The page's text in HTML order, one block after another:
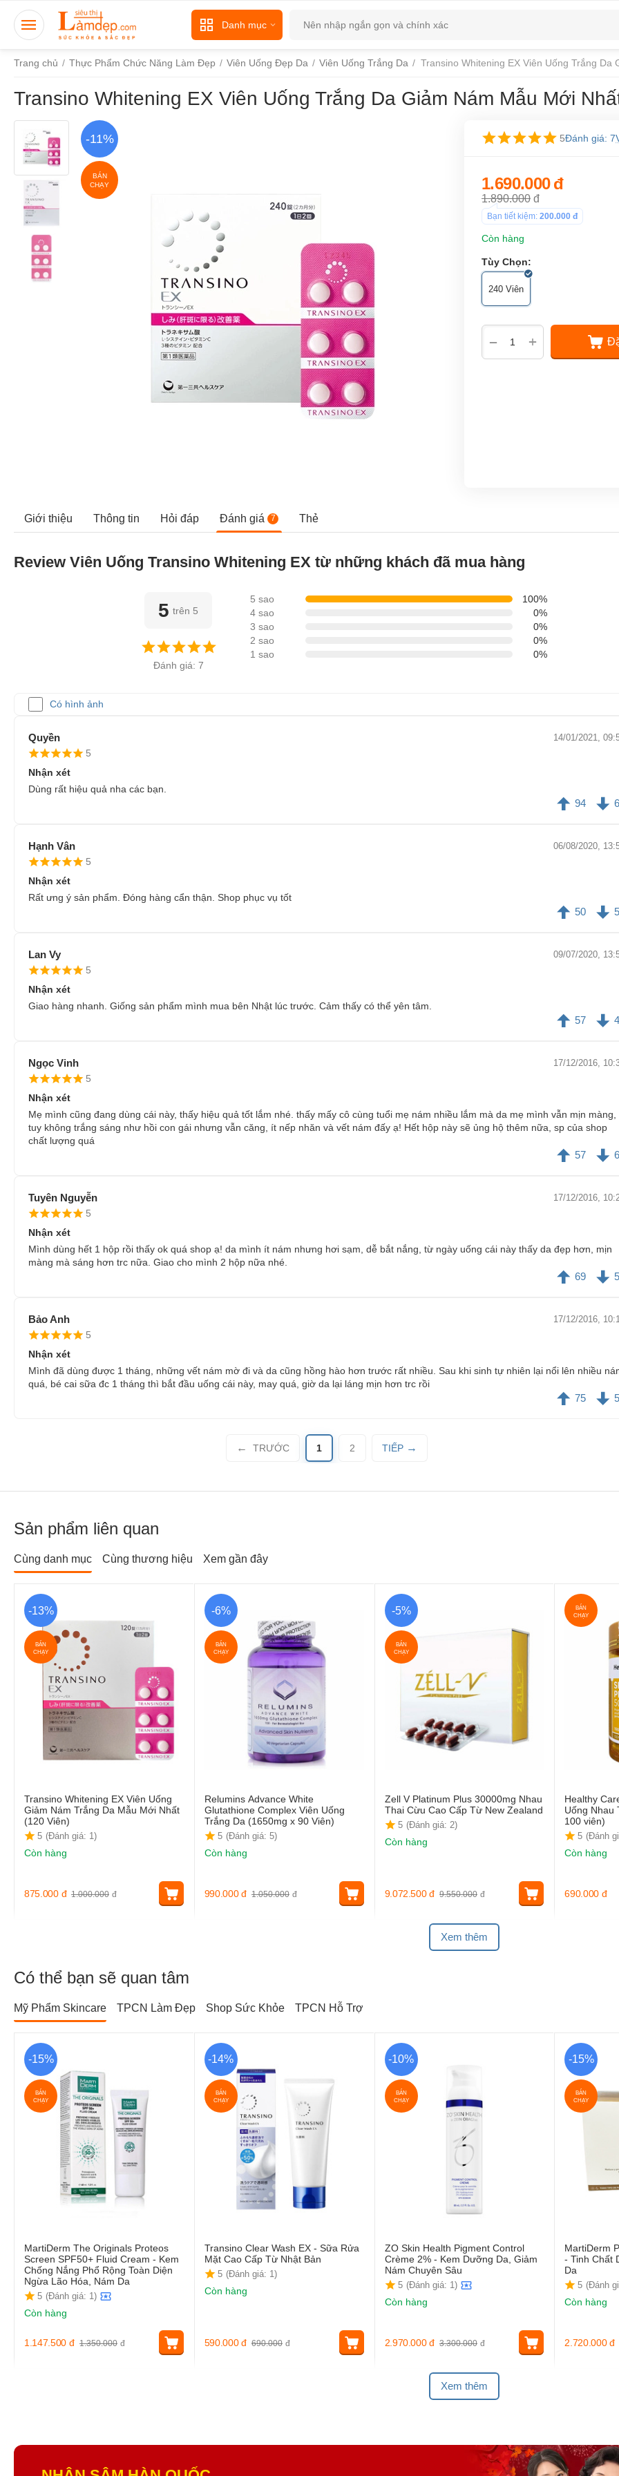
Danh mục
Trang chủ / Thực Phẩm Chức Năng Làm Đẹp / Viên Uống Đẹp Da / Viên Uống Trắng Da / Transino Whitening EX Viên Uống Trắng Da
Transino Whitening EX Viên Uống Trắng Da Giảm Nám Mẫu Mới
-11%
BÁN
CHẠY
5Đánh giá: 7
1.690.000đ
1.890.000 đ
Bạn tiết kiệm: 200.000 đ
Còn hàng
Tùy Chọn:
240 Viên
+
−
Giới thiệu Thông tin Hỏi đáp Đánh giá 7 Thẻ
Review Viên Uống Transino Whitening EX từ những khách đã mua hàng
5 trên 5
Đánh giá: 7
5 sao
100%
4 sao
0%
3 sao
0%
2 sao
0%
1 sao
0%
Có hình ảnh
Quyền 14/01/2021,
5
Nhận xét
Dùng rất hiệu quả nha các bạn.
94
Hạnh Vân 06/08/2020,
5
Nhận xét
Rất ưng ý sản phẩm. Đóng hàng cẩn thận. Shop phục vụ tốt
50
Lan Vy 09/07/2020,
5
Nhận xét
Giao hàng nhanh. Giống sản phẩm mình mua bên Nhật lúc trước. Cảm thấy có thể yên tâm.
57
Ngọc Vinh 17/12/2016,
5
Nhận xét
Mẹ mình cũng đang dùng cái này, thấy hiệu quả tốt lắm nhé. thấy mấy cô cùng tuổi mẹ nám nhiều lắm mà da mẹ mình vẫn mịn màng,
tuy không trắng sáng như hồi con gái nhưng vẫn căng, ít nếp nhăn và vết nám đấy ạ! Hết hộp này sẽ ủng hộ thêm nữa, sp của shop
chất lượng quá
57
Tuyên Nguyễn 17/12/2016,
5
Nhận xét
Mình dùng hết 1 hộp rồi thấy ok quá shop ạ! da mình ít nám nhưng hơi sạm, dễ bắt nắng, từ ngày uống cái này thấy da đẹp hơn, mịn
màng mà sáng hơn trc nữa. Giao cho mình 2 hộp nữa nhé.
69
Bảo Anh 17/12/2016,
5
Nhận xét
Mình đã dùng được 1 tháng, những vết nám mờ đi và da cũng hồng hào hơn trước rất nhiều. Sau khi sinh tự nhiên lại nổi lên nhiều
quá, bé cai sữa đc 1 tháng thì bắt đầu uống cái này, may quá, giờ da lại láng mịn hơn trc rồi
75
TRƯỚC 1 2 TIẾP
Sản phẩm liên quan
Cùng danh mục Cùng thương hiệu Xem gần đây
-13%
BÁN
CHẠY
Transino Whitening EX Viên Uống
Giảm Nám Trắng Da Mẫu Mới Nhất
(120 Viên)
5 (Đánh giá: 1)
Còn hàng
1.000.000 đ
875.000 đ
-6%
BÁN
CHẠY
Relumins Advance White
Glutathione Complex Viên Uống
Trắng Da (1650mg x 90 Viên)
5 (Đánh giá: 5)
Còn hàng
1.050.000 đ
990.000 đ
-5%
BÁN
CHẠY
Zell V Platinum Plus 30000mg Nhau
Thai Cừu Cao Cấp Từ New Zealand
5 (Đánh giá: 2)
Còn hàng
9.550.000 đ
9.072.500 đ
BÁN
CHẠY
Healthy
Uống Nhau
100 viên)
5 (Đánh
Còn hàng
690.000 đ
Xem thêm
Có thể bạn sẽ quan tâm
Mỹ Phẩm Skincare TPCN Làm Đẹp Shop Sức Khỏe TPCN Hỗ Trợ
-15%
BÁN
CHẠY
MartiDerm The Originals Proteos
Screen SPF50+ Fluid Cream - Kem
Chống Nắng Phổ Rộng Toàn Diện
Ngừa Lão Hóa, Nám Da
5 (Đánh giá: 1)
Còn hàng
1.350.000 đ
1.147.500 đ
-14%
BÁN
CHẠY
Transino Clear Wash EX - Sữa Rửa
Mặt Cao Cấp Từ Nhật Bản
5 (Đánh giá: 1)
Còn hàng
690.000 đ
590.000 đ
-10%
BÁN
CHẠY
ZO Skin Health Pigment Control
Crème 2% - Kem Dưỡng Da, Giảm
Nám Chuyên Sâu
5 (Đánh giá: 1)
Còn hàng
3.300.000 đ
2.970.000 đ
-15%
BÁN
CHẠY
MartiDerm
- Tinh Chất
Da
5 (Đánh
Còn hàng
2.720.000 đ
Xem thêm